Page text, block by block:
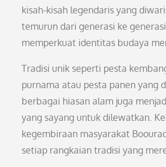
kisah-kisah legendaris yang
temurun dari generasi ke
memperkuat identitas budaya
Tradisi unik seperti pesta
purnama atau pesta panen yang
berbagai hiasan alam juga
yang sayang untuk dilewatkan.
kegembiraan masyarakat
setiap rangkaian tradisi yang